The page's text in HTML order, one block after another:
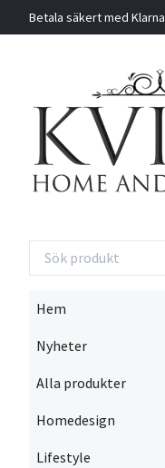
Betala säkert med Klarna
Hem
Nyheter
Alla produkter
Homedesign
Lifestyle